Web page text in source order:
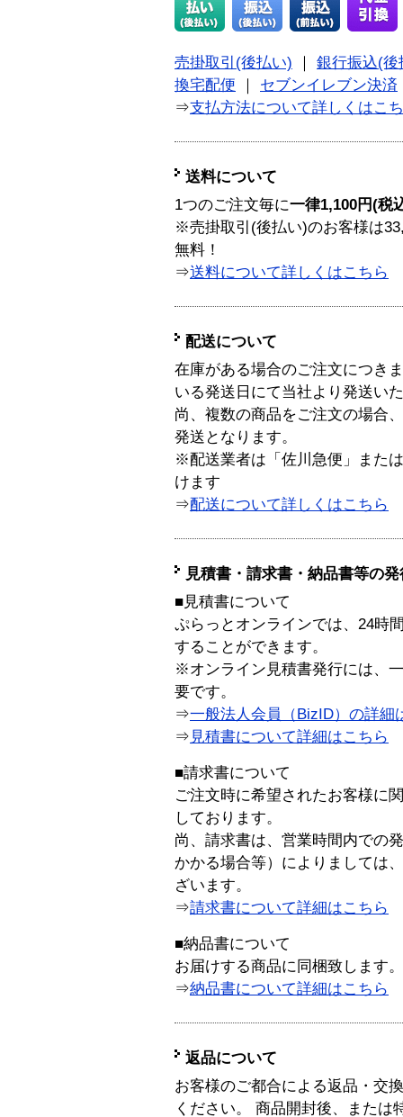
売掛取引(後払い)
銀行振込(後
換宅配便
セブンイレブン決済
⇒支払方法について詳しくはこ
送料について
1つのご注文毎に一律1,100円(税
※売掛取引(後払い)のお客様は
無料！
⇒送料について詳しくはこちら
配送について
在庫がある場合のご注文につき
いる発送日にて当社より発送い
尚、複数の商品をご注文の場合
発送となります。
※配送業者は「佐川急便」また
けます
⇒配送について詳しくはこちら
見積書・請求書・納品書等の
■見積書について
ぷらっとオンラインでは、24時
することができます。
※オンライン見積書発行には、
要です。
⇒一般法人会員（BizID）の詳細
⇒ 見積書について詳細はこちら
■請求書について
ご注文時に希望されたお客様に
しております。
尚、請求書は、営業時間内での
かかる場合等）によりましては
ざいます。
⇒請求書について詳細はこちら
■納品書について
お届けする商品に同梱致します。
⇒納品書について詳細はこちら
返品について
お客様のご都合による返品・交
ください。 商品開封後、または